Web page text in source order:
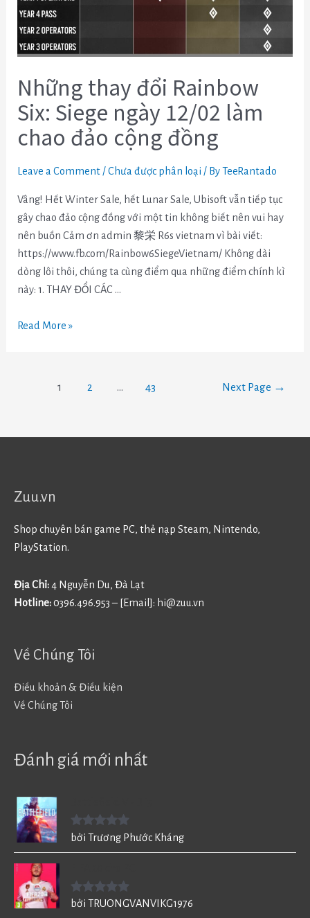
Những thay đổi Rainbow
Six: Siege ngày 12/02 làm
chao đảo cộng đồng
Leave a Comment /Chưa được phân loại / ByTeeRantado
Vâng! Hết Winter Sale, hết Lunar Sale, Ubisoft vẫn tiếp tục
gây chao đảo cộng đồng với một tin không biết nên vui hay
nên buồn Cảm ơn admin 黎栄 R6s vietnam vì bài viết:
https://www.fb.com/Rainbow6SiegeVietnam/ Không dài
dòng lôi thôi, chúng ta cùng điểm qua những điểm chính kì
này: 1. THAY ĐỔI CÁC …
ngày
12/02
làm
đảo
cộng
đồng
Read More »
1 2 … 43 Next Page →
Zuu.vn
Shop chuyên bán game PC, thẻ nạp Steam, Nintendo,
PlayStation.
Địa Chỉ:4 Nguyễn Du, Đà Lạt
Hotline:0396.496.953 – [Email]: hi@zuu.vn
Về Chúng Tôi
Điều khoản & Điều kiện
Về Chúng Tôi
Đánh giá mới nhất
Được xếp
bởi Trương Phước Kháng
Được xếp
bởi TRUONGVANVIKG1976